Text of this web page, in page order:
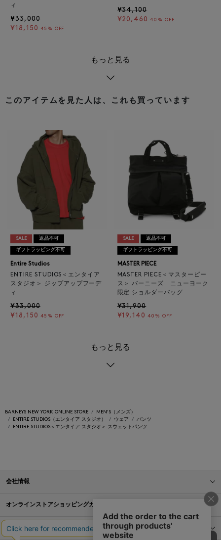
ィ
¥33,000
¥18,150 45% OFF
¥34,100
¥20,460 40% OFF
もっと見る
このアイテムを見た人は、これも買っています
SALE 返品不可
ギフトラッピング不可
Entire Studios
ENTIRE STUDIOS＜エンタイア
スタジオ＞ ジップアップフーデ
ィ
¥33,000
¥18,150 45% OFF
SALE 返品不可
ギフトラッピング不可
MASTER PIECE
MASTER PIECE＜マスターピー
ス＞ バーニーズ ニューヨーク
限定 ショルダーバッグ
¥31,900
¥19,140 40% OFF
もっと見る
BARNEYS NEW YORK ONLINE STORE
MEN'S（メンズ）
ENTIRE STUDIOS（エンタイア スタジオ）
ウェア
パンツ
ENTIRE STUDIOS＜エンタイア スタジオ＞ スウェットパンツ
会社情報
オンラインストアショッピングガイド
店舗情報